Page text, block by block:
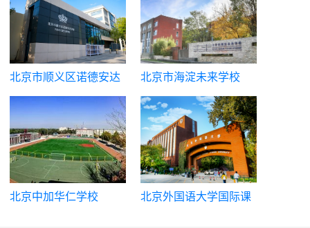
北京市顺义区诺德安达
学校
北京市海淀未来学校
北京中加华仁学校
北京外国语大学国际课